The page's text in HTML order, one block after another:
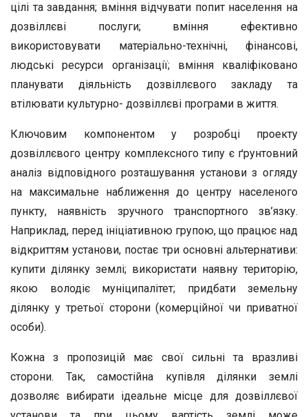
цілі та завдання; вміння відчувати попит населення на
дозвіллєві послуги; вміння ефективно
використовувати матеріально-технічні, фінансові,
людські ресурси організації; вміння кваліфіковано
планувати діяльність дозвіллєвого закладу та
втілювати культурно- дозвіллєві програми в життя.
Ключовим компонентом у розробці проекту
дозвіллєвого центру комплексного типу є ґрунтовний
аналіз відповідного розташування установи з огляду
на максимальне наближення до центру населеного
пункту, наявність зручного транспортного зв’язку.
Наприклад, перед ініціативною групою, що працює над
відкриттям установи, постає три основні альтернативи:
купити ділянку землі; використати наявну територію,
якою володіє муніципалітет; придбати земельну
ділянку у третьої сторони (комерційної чи приватної
особи).
Кожна з пропозицій має свої сильні та вразливі
сторони. Так, самостійна купівля ділянки землі
дозволяє вибирати ідеальне місце для дозвіллєвої